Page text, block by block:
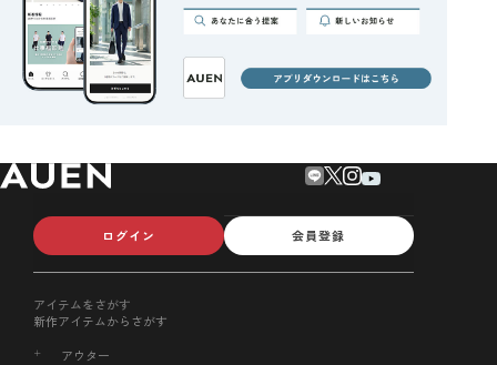
ログイン 会員登録
アイテムをさがす
新作アイテムからさがす
アウター